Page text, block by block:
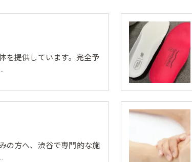
を提供しています。完全予
の方へ、渋谷で専門的な施